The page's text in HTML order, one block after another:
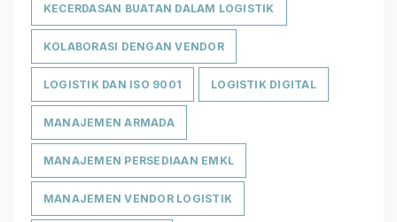
KECERDASAN BUATAN DALAM LOGISTIK
KOLABORASI DENGAN VENDOR
LOGISTIK DAN ISO 9001 LOGISTIK DIGITAL
MANAJEMEN ARMADA
MANAJEMEN PERSEDIAAN EMKL
MANAJEMEN VENDOR LOGISTIK